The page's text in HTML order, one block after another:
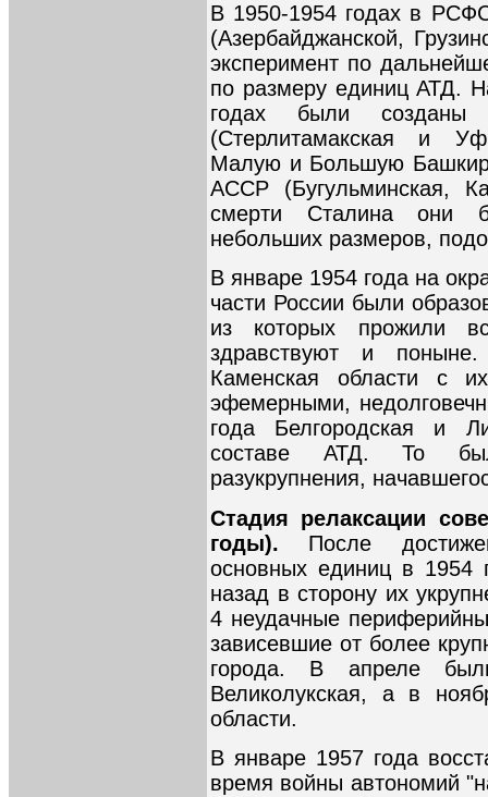
В 1950-1954 годах в
(Азербайджанской,
эксперимент по
по размеру единиц АТД.
годах были созданы
(Стерлитамакская и
Малую и Большую
АССР (Бугульминская,
смерти Сталина они
небольших размеров,
В январе 1954 года на
части России были
из которых прожили
здравствуют и
Каменская области с
эфемерными,
года Белгородская и
составе АТД. То
разукрупнения,
Стадия релаксации
годы). После
основных единиц в 1954
назад в сторону их
4 неудачные
зависевшие от более
города. В апреле
Великолукская, а в
области.
В январе 1957 года
время войны автономий